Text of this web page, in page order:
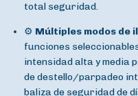
total seguridad.
⚙️ Múltiples modos de
funciones
intensidad alta y media
de destello/parpadeo
baliza de seguridad de